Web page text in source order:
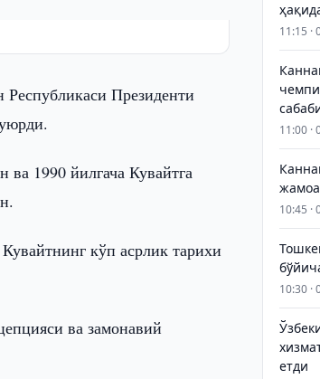
Президенти
ва 1990 йилгача Кувайтга
кўп асрлик тарихи
ва замонавий
11:15 ·
11:00 ·
10:45 ·
10:30 ·
етди